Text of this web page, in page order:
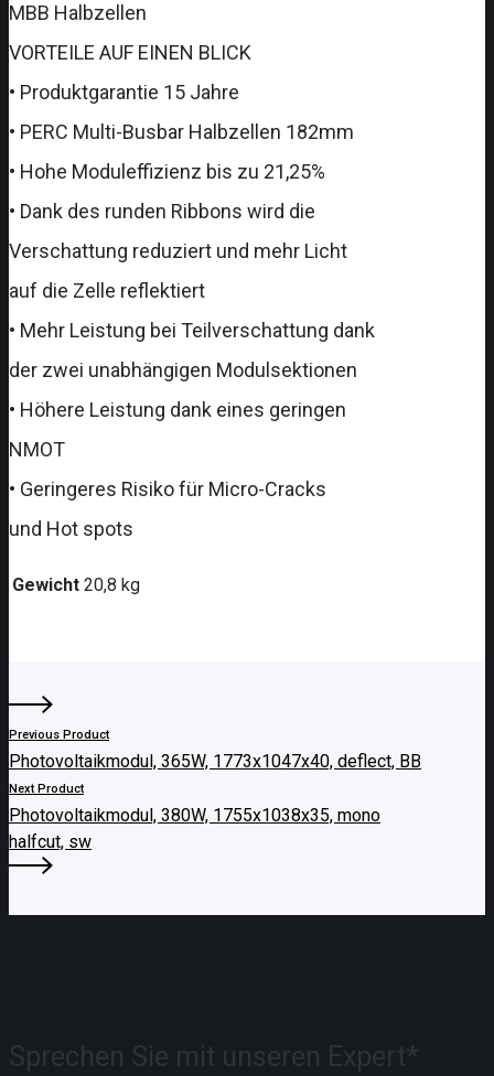
MBB Halbzellen
VORTEILE AUF EINEN BLICK
• Produktgarantie 15 Jahre
• PERC Multi-Busbar Halbzellen 182mm
• Hohe Moduleffizienz bis zu 21,25%
• Dank des runden Ribbons wird die
Verschattung reduziert und mehr Licht
auf die Zelle reflektiert
• Mehr Leistung bei Teilverschattung dank
der zwei unabhängigen Modulsektionen
• Höhere Leistung dank eines geringen
NMOT
• Geringeres Risiko für Micro-Cracks
und Hot spots
Gewicht 20,8 kg
Previous Product
Photovoltaikmodul, 365W, 1773x1047x40, deflect, BB
Next Product
Photovoltaikmodul, 380W, 1755x1038x35, mono
halfcut, sw
Sprechen Sie mit unseren Expert*